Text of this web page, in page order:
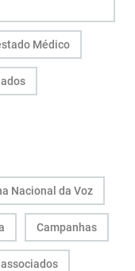
Médico
Nacional da Voz
Campanhas